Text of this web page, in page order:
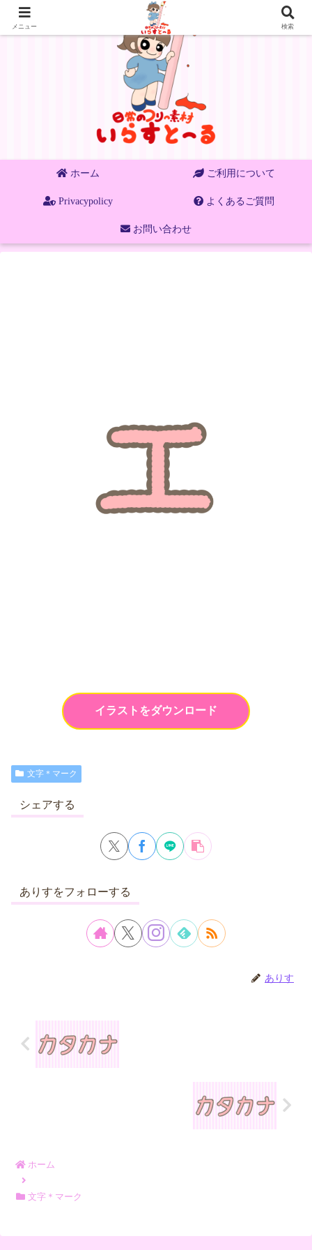
ホーム ご利用について
Privacypolicy よくあるご質問
お問い合わせ
イラストをダウンロード
文字＊マーク
シェアする
ありすをフォローする
ありす
ホーム
文字＊マーク
メニュー 検索